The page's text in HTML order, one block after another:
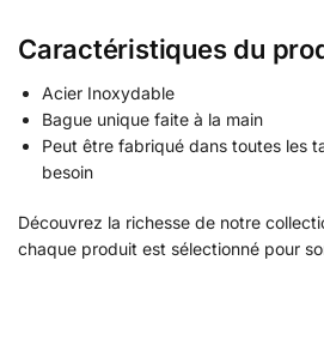
Caractéristiques du
Acier Inoxydable
Bague unique faite à la main
Peut être fabriqué dans toutes les
besoin
Découvrez la richesse de notre
chaque produit est sélectionné pour